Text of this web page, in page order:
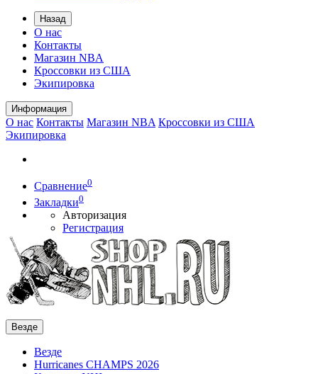
Назад
О нас
Контакты
Магазин NBA
Кроссовки из США
Экипировка
Информация
О нас Контакты Магазин NBA Кроссовки из США
Экипировка
Сравнение0
Закладки0
Авторизация
Регистрация
Везде
Везде
Hurricanes CHAMPS 2026